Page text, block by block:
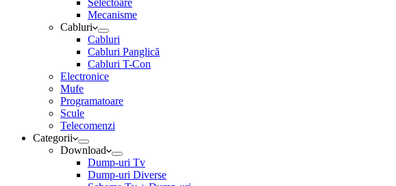
Selectoare
Mecanisme
Cabluri
Cabluri
Cabluri Panglică
Cabluri T-Con
Electronice
Mufe
Programatoare
Scule
Telecomenzi
Categorii
Download
Dump-uri Tv
Dump-uri Diverse